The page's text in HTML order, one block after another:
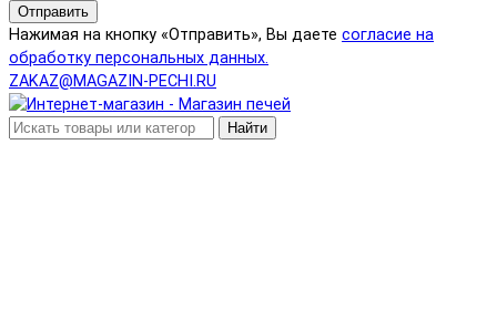
Отправить
Нажимая на кнопку «Отправить», Вы даете согласие на
обработку персональных данных.
ZAKAZ@MAGAZIN-PECHI.RU
Найти